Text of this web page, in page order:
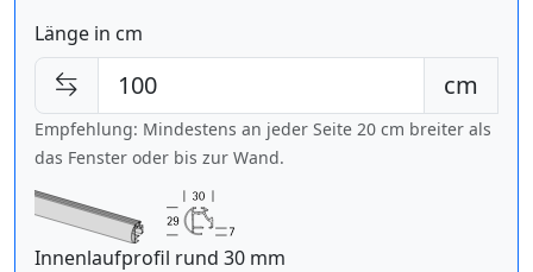
Länge in cm
cm
Empfehlung: Mindestens an jeder Seite 20 cm breiter als
das Fenster oder bis zur Wand.
Innenlaufprofil rund 30 mm